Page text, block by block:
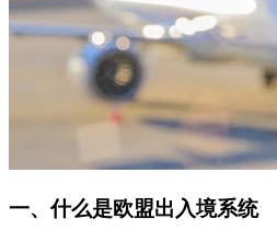
一、什么是欧盟出入境系统